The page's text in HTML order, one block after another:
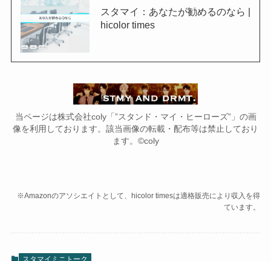
スタマイ：あなたが勧めるのなら |
hicolor times
当ページは株式会社coly「”スタンド・マイ・ヒーローズ”」の画
像を利用しております。該当画像の転載・配布等は禁止しており
ます。©coly
※Amazonのアソシエイトとして、hicolor timesは適格販売により収入を得
ています。
スタマイミニトーク